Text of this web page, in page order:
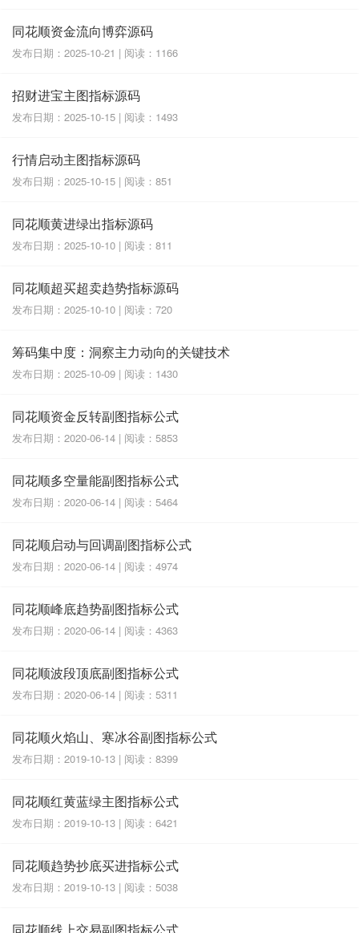
同花顺资金流向博弈源码
发布日期：2025-10-21 | 阅读：1166
招财进宝主图指标源码
发布日期：2025-10-15 | 阅读：1493
行情启动主图指标源码
发布日期：2025-10-15 | 阅读：851
同花顺黄进绿出指标源码
发布日期：2025-10-10 | 阅读：811
同花顺超买超卖趋势指标源码
发布日期：2025-10-10 | 阅读：720
筹码集中度：洞察主力动向的关键技术
发布日期：2025-10-09 | 阅读：1430
同花顺资金反转副图指标公式
发布日期：2020-06-14 | 阅读：5853
同花顺多空量能副图指标公式
发布日期：2020-06-14 | 阅读：5464
同花顺启动与回调副图指标公式
发布日期：2020-06-14 | 阅读：4974
同花顺峰底趋势副图指标公式
发布日期：2020-06-14 | 阅读：4363
同花顺波段顶底副图指标公式
发布日期：2020-06-14 | 阅读：5311
同花顺火焰山、寒冰谷副图指标公式
发布日期：2019-10-13 | 阅读：8399
同花顺红黄蓝绿主图指标公式
发布日期：2019-10-13 | 阅读：6421
同花顺趋势抄底买进指标公式
发布日期：2019-10-13 | 阅读：5038
同花顺线上交易副图指标公式